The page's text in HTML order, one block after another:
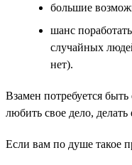
большие
шанс
случайных
нет).
Взамен потребуется быть
любить свое дело,
Если вам по душе такое